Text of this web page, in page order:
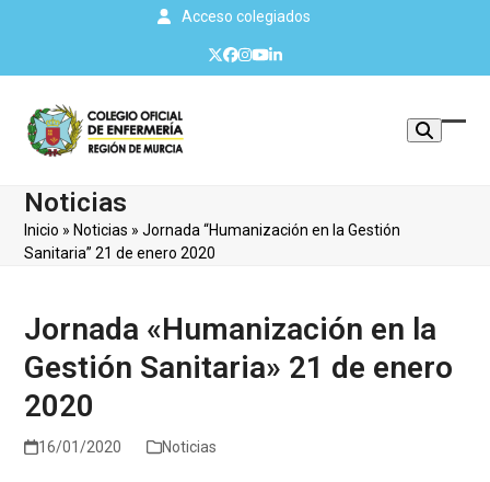
Acceso colegiados
Twitter
Facebook
Instagram
YouTube
LinkedIn
Noticias
Inicio » Noticias »Jornada “Humanización en la Gestión
Sanitaria” 21 de enero 2020
Jornada «Humanización en la
Gestión Sanitaria» 21 de enero
2020
16/01/2020 Noticias